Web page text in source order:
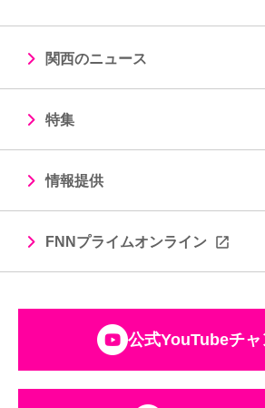
関西のニュース
特集
情報提供
FNNプライムオンライン
公式YouTubeチャ